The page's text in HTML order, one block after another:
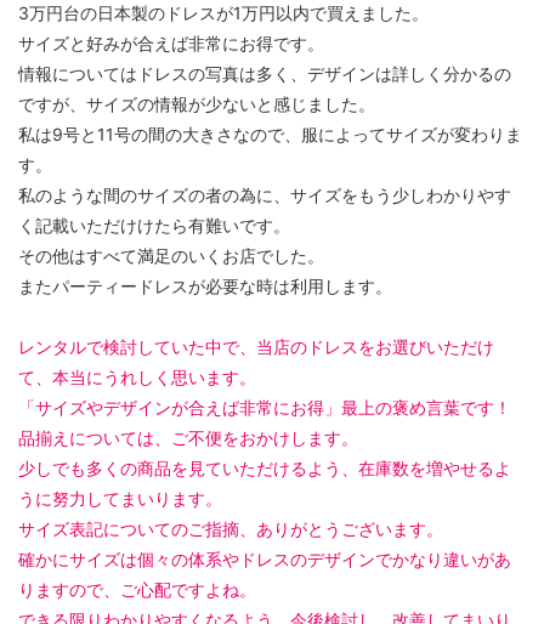
3万円台の日本製のドレスが1万円以内で買えました。
サイズと好みが合えば非常にお得です。
情報についてはドレスの写真は多く、デザインは詳しく分かるの
ですが、サイズの情報が少ないと感じました。
私は9号と11号の間の大きさなので、服によってサイズが変わりま
す。
私のような間のサイズの者の為に、サイズをもう少しわかりやす
く記載いただけけたら有難いです。
その他はすべて満足のいくお店でした。
またパーティードレスが必要な時は利用します。
レンタルで検討していた中で、当店のドレスをお選びいただけ
て、本当にうれしく思います。
「サイズやデザインが合えば非常にお得」最上の褒め言葉です！
品揃えについては、ご不便をおかけします。
少しでも多くの商品を見ていただけるよう、在庫数を増やせるよ
うに努力してまいります。
サイズ表記についてのご指摘、ありがとうございます。
確かにサイズは個々の体系やドレスのデザインでかなり違いがあ
りますので、ご心配ですよね。
できる限りわかりやすくなるよう、今後検討し、改善してまいり